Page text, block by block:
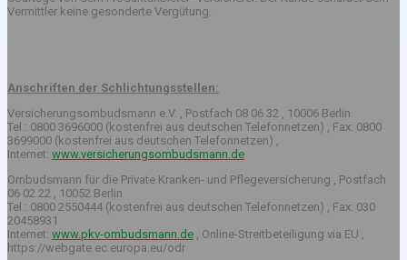
Vermittler keine gesonderte Vergütung.
Anschriften der Schlichtungsstellen:
Versicherungsombudsmann e.V. , Postfach 08 06 32 , 10006 Berlin
Tel.: 0800 3696000 (kostenfrei aus deutschen Telefonnetzen) , Fax: 0800
3699000 (kostenfrei aus deutschen Telefonnetzen) ,
Internet: www.versicherungsombudsmann.de
Ombudsmann für die Private Kranken- und Pflegeversicherung , Postfach
06 02 22 , 10052 Berlin
Tel.: 0800 2550444 (kostenfrei aus deutschen Telefonnetzen) , Fax: 030
20458931
Internet: www.pkv-ombudsmann.de , Online-Streitbeteiligung via EU ,
https://webgate.ec.europa.eu/odr